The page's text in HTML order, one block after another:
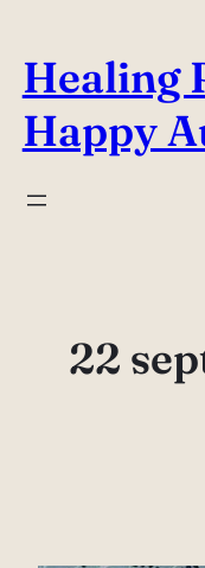
au
contenu
Healing
Happy
22